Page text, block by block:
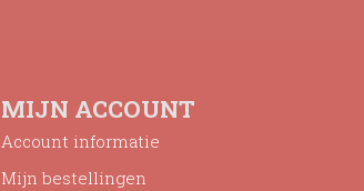
MIJN ACCOUNT
Account informatie
Mijn bestellingen